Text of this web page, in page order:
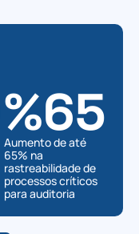
Aumento de até
65% na
rastreabilidade de
processos críticos
para auditoria
%65